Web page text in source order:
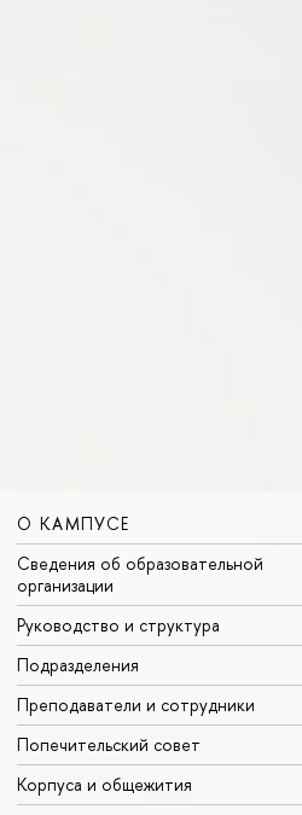
О КАМПУСЕ
Сведения об образовательной
организации
Руководство и структура
Подразделения
Преподаватели и сотрудники
Попечительский совет
Корпуса и общежития